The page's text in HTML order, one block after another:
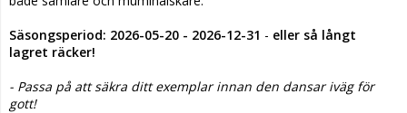
Säsongsperiod: 2026-05-20 - 2026-12-31 - eller så långt
lagret räcker!
- Passa på att säkra ditt exemplar innan den dansar iväg för
gott!